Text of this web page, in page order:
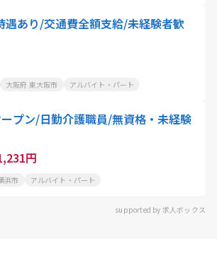
遇あり/交通費全額支給/未経験者歓
大阪府 東大阪市 アルバイト・パート
プン/日勤介護職員/無資格・未経験
円
浜市 アルバイト・パート
supported by 求人ボックス